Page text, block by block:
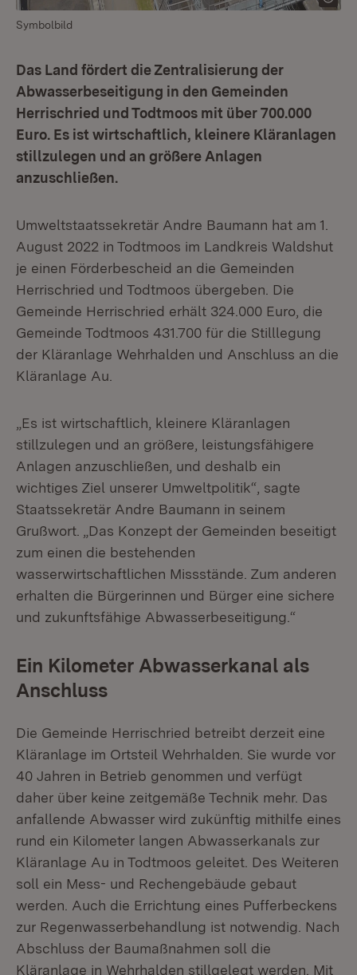
Symbolbild
Das Land fördert die Zentralisierung der
Abwasserbeseitigung in den Gemeinden
Herrischried und Todtmoos mit über 700.000
Euro. Es ist wirtschaftlich, kleinere Kläranlagen
stillzulegen und an größere Anlagen
anzuschließen.
Umweltstaatssekretär Andre Baumann hat am 1.
August 2022 in Todtmoos im Landkreis Waldshut
je einen Förderbescheid an die Gemeinden
Herrischried und Todtmoos übergeben. Die
Gemeinde Herrischried erhält 324.000 Euro, die
Gemeinde Todtmoos 431.700 für die Stilllegung
der Kläranlage Wehrhalden und Anschluss an die
Kläranlage Au.
„Es ist wirtschaftlich, kleinere Kläranlagen
stillzulegen und an größere, leistungsfähigere
Anlagen anzuschließen, und deshalb ein
wichtiges Ziel unserer Umweltpolitik“, sagte
Staatssekretär Andre Baumann in seinem
Grußwort. „Das Konzept der Gemeinden beseitigt
zum einen die bestehenden
wasserwirtschaftlichen Missstände. Zum anderen
erhalten die Bürgerinnen und Bürger eine sichere
und zukunftsfähige Abwasserbeseitigung.“
Ein Kilometer Abwasserkanal als
Anschluss
Die Gemeinde Herrischried betreibt derzeit eine
Kläranlage im Ortsteil Wehrhalden. Sie wurde vor
40 Jahren in Betrieb genommen und verfügt
daher über keine zeitgemäße Technik mehr. Das
anfallende Abwasser wird zukünftig mithilfe eines
rund ein Kilometer langen Abwasserkanals zur
Kläranlage Au in Todtmoos geleitet. Des Weiteren
soll ein Mess- und Rechengebäude gebaut
werden. Auch die Errichtung eines Pufferbeckens
zur Regenwasserbehandlung ist notwendig. Nach
Abschluss der Baumaßnahmen soll die
Kläranlage in Wehrhalden stillgelegt werden. Mit